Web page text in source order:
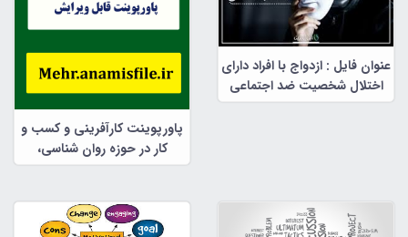
عنوان فایل : ازدواج با افراد دارای
اختلال شخصیت ضد اجتماعی
پاورپوینت کارآفرینی و کسب و
کار در حوزه روان شناسی،
مشاوره و علوم تربیتی